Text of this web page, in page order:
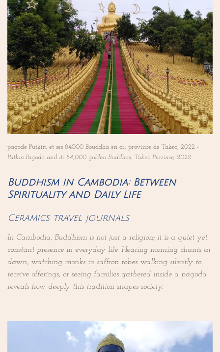
pagode Putkiri et ses 84000 Bouddha en or, province de Takéo, 2022 -
Putkiri Pagoda and its 84,000 golden Buddhas, Takeo Province, 2022
Buddhism in Cambodia: Between
Spirituality and Daily Life
Ceramics travel journals
In Cambodia, Buddhism is not just a religion; it is a quiet yet
constant presence in everyday life. Hearing morning chants at
dawn, watching monks in saffron robes walking silently to
receive offerings, or seeing families gathered inside a pagoda
reveals how deeply this tradition shapes society.